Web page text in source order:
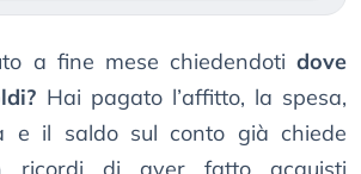
a fine mese chiedendoti dove
Hai pagato l’affitto, la spesa,
e il saldo sul conto già chiede